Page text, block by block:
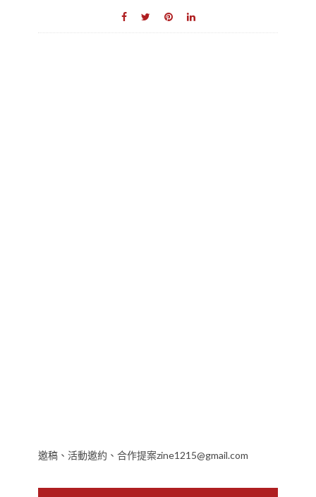
邀稿、活動邀約、合作提案zine1215@gmail.com